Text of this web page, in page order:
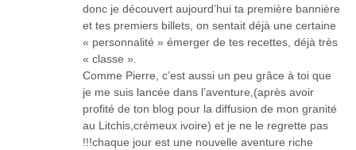
donc je découvert aujourd’hui ta première bannière
et tes premiers billets, on sentait déjà une certaine
« personnalité » émerger de tes recettes, déjà très
« classe ».
Comme Pierre, c’est aussi un peu grâce à toi que
je me suis lancée dans l’aventure,(après avoir
profité de ton blog pour la diffusion de mon granité
au Litchis,crémeux ivoire) et je ne le regrette pas
!!!chaque jour est une nouvelle aventure riche